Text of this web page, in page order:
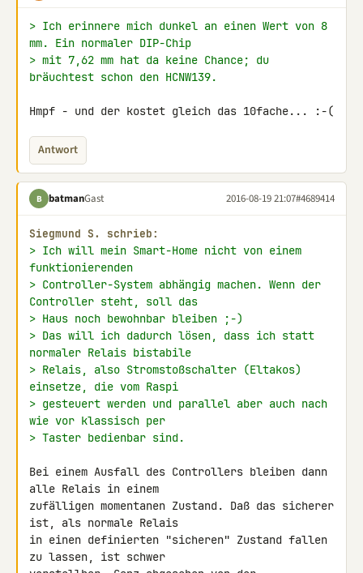
> Ich erinnere mich dunkel an einen Wert von 8
mm. Ein normaler DIP-Chip
> mit 7,62 mm hat da keine Chance; du
bräuchtest schon den HCNW139.
Hmpf - und der kostet gleich das 10fache... :-(
Antwort
B batmanGast 2016-08-19 21:07#4689414
Siegmund S. schrieb:
> Ich will mein Smart-Home nicht von einem
funktionierenden
> Controller-System abhängig machen. Wenn der
Controller steht, soll das
> Haus noch bewohnbar bleiben ;-)
> Das will ich dadurch lösen, dass ich statt
normaler Relais bistabile
> Relais, also Stromstoßschalter (Eltakos)
einsetze, die vom Raspi
> gesteuert werden und parallel aber auch nach
wie vor klassisch per
> Taster bedienbar sind.
Bei einem Ausfall des Controllers bleiben dann
alle Relais in einem
zufälligen momentanen Zustand. Daß das sicherer
ist, als normale Relais
in einen definierten "sicheren" Zustand fallen
zu lassen, ist schwer